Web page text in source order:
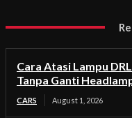
Cara Atasi Lampu
Tanpa Ganti
CARS August 1, 2026